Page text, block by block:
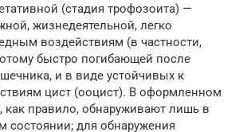
(стадия трофозоита) —
жизнедеятельной, легко
воздействиям (в частности,
быстро погибающей после
и в виде устойчивых к
цист (ооцист). В оформленном
как правило, обнаруживают лишь в
состоянии; для обнаружения